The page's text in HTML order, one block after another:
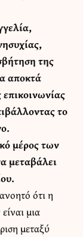
της
αποκτά
το
μέρος των
μεταβάλει
ότι η
μια
μεταξύ